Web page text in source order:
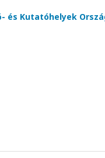
és Kutatóhelyek